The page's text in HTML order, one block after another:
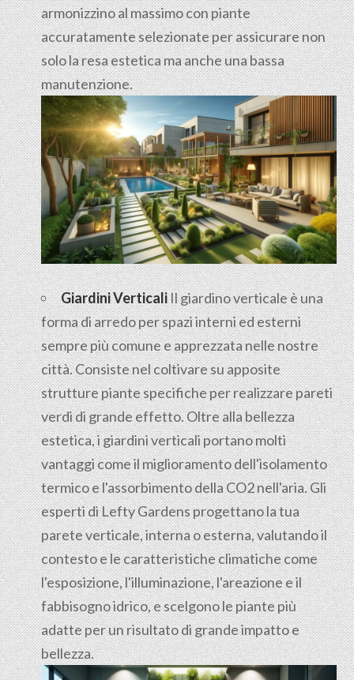
armonizzino al massimo con piante
accuratamente selezionate per assicurare non
solo la resa estetica ma anche una bassa
manutenzione.
Giardini VerticaliIl giardino verticale è una
forma di arredo per spazi interni ed esterni
sempre più comune e apprezzata nelle nostre
città. Consiste nel coltivare su apposite
strutture piante specifiche per realizzare pareti
verdi di grande effetto. Oltre alla bellezza
estetica, i giardini verticali portano molti
vantaggi come il miglioramento dell'isolamento
termico e l'assorbimento della CO2 nell'aria. Gli
esperti di Lefty Gardens progettano la tua
parete verticale, interna o esterna, valutando il
contesto e le caratteristiche climatiche come
l'esposizione, l'illuminazione, l'areazione e il
fabbisogno idrico, e scelgono le piante più
adatte per un risultato di grande impatto e
bellezza.